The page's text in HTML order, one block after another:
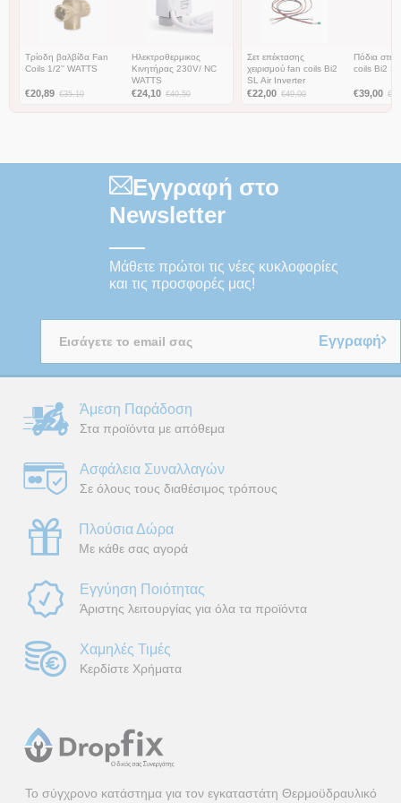
Τρίοδη βαλβίδα Fan
Coils 1/2'' WATTS
€20,89 €35,10
Ηλεκτροθερμικος
Κινητήρας 230V/ NC
WATTS
€24,10 €40,50
Σετ επέκτασης
χειρισμού fan coils Bi2
SL Air Inverter
€22,00 €49,00
Πόδια
coils Bi2
€39,00 €
Εγγραφή στο
Newsletter
Μάθετε πρώτοι τις νέες κυκλοφορίες
και τις προσφορές μας!
Εγγραφή
Άμεση Παράδοση
Στα προϊόντα με απόθεμα
Ασφάλεια Συναλλαγών
Σε όλους τους διαθέσιμος τρόπους
Πλούσια Δώρα
Με κάθε σας αγορά
Εγγύηση Ποιότητας
Άριστης λειτουργίας για όλα τα προϊόντα
Χαμηλές Τιμές
Κερδίστε Χρήματα
Το σύγχρονο κατάστημα για τον εγκαταστάτη Θερμοϋδραυλικό